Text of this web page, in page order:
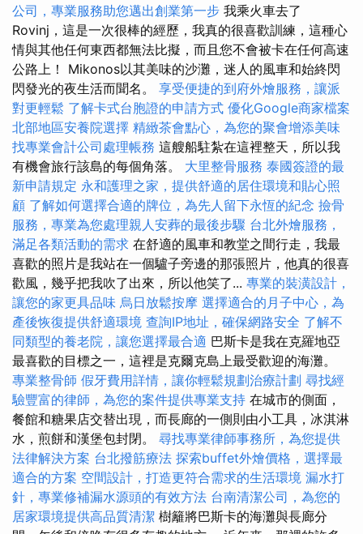
公司，專業服務助您邁出創業第一步 我乘火車去了
Rovinj，這是一次很棒的經歷，我真的很喜歡訓練，這種心
情與其他任何東西都無法比擬，而且您不會被卡在任何高速
公路上！ Mikonos以其美味的沙灘，迷人的風車和始終閃
閃發光的夜生活而聞名。 享受便捷的到府外燴服務，讓派
對更輕鬆 了解卡式台胞證的申請方式 優化Google商家檔案
北部地區安養院選擇 精緻茶會點心，為您的聚會增添美味
找專業會計公司處理帳務 這艘船駐紮在這裡整天，所以我
有機會旅行該島的每個角落。 大里整骨服務 泰國簽證的最
新申請規定 永和護理之家，提供舒適的居住環境和貼心照
顧 了解如何選擇合適的牌位，為先人留下永恆的紀念 撿骨
服務，專業為您處理親人安葬的最後步驟 台北外燴服務，
滿足各類活動的需求 在舒適的風車和教堂之間行走，我最
喜歡的照片是我站在一個驢子旁邊的那張照片，他真的很喜
歡風，幾乎把我吹了出來，所以他笑了... 專業的裝潢設計，
讓您的家更具品味 烏日放鬆按摩 選擇適合的月子中心，為
產後恢復提供舒適環境 查詢IP地址，確保網路安全 了解不
同類型的養老院，讓您選擇最合適 巴斯卡是我在克羅地亞
最喜歡的目標之一，這裡是克爾克島上最受歡迎的海灘。
專業整骨師 假牙費用詳情，讓你輕鬆規劃治療計劃 尋找經
驗豐富的律師，為您的案件提供專業支持 在城市的側面，
餐館和糖果店交替出現，而長廊的一側則由小工具，冰淇淋
水，煎餅和漢堡包封閉。 尋找專業律師事務所，為您提供
法律解決方案 台北撥筋療法 探索buffet外燴價格，選擇最
適合的方案 空間設計，打造更符合需求的生活環境 漏水打
針，專業修補漏水源頭的有效方法 台南清潔公司，為您的
居家環境提供高品質清潔 樹籬將巴斯卡的海灘與長廊分